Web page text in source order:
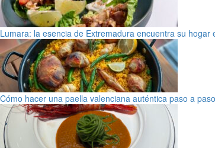
Lumara: la esencia de Extremadura encuentra su hogar
Cómo hacer una paella valenciana auténtica paso a